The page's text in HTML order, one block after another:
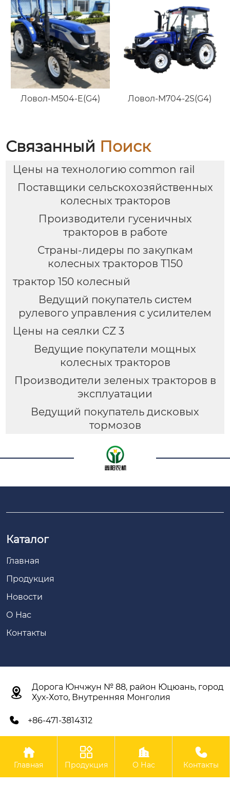
Ловол-M504-E(G4) Ловол-M704-2S(G4)
Связанный Поиск
Цены на технологию common rail
Поставщики сельскохозяйственных
колесных тракторов
Производители гусеничных
тракторов в работе
Страны-лидеры по закупкам
колесных тракторов T150
трактор 150 колесный
Ведущий покупатель систем
рулевого управления с усилителем
Цены на сеялки CZ 3
Ведущие покупатели мощных
колесных тракторов
Производители зеленых тракторов в
эксплуатации
Ведущий покупатель дисковых
тормозов
Каталог
Главная
Продукция
Новости
О Нас
Контакты

Дорога Юнчжун № 88, район Юцюань, город
Хух-Хото, Внутренняя Монголия
 +86-471-3814312
Авторское право©ООО Внутренняя Монголия Синьян
Сельскохозяйственное Оборудование

Главная

Продукция

О Нас

Контакты